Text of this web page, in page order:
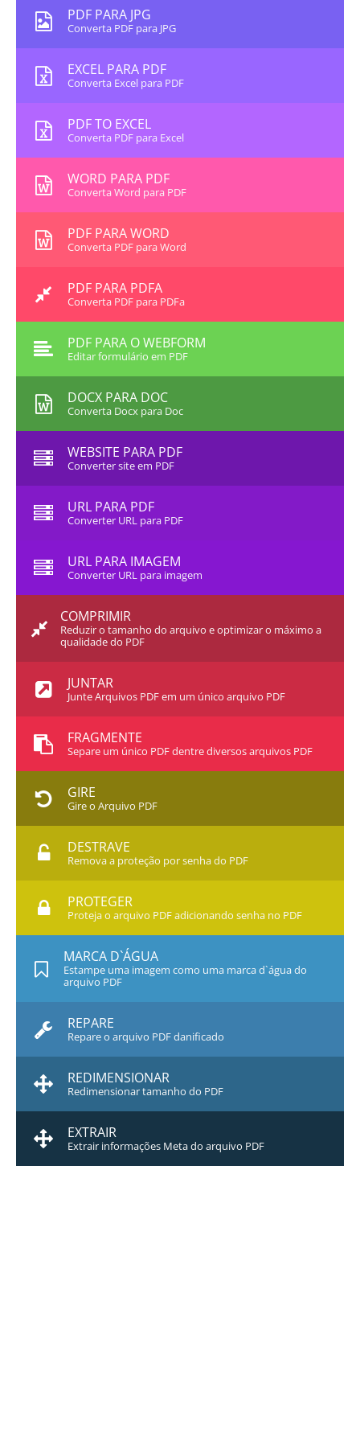
PDF PARA JPG
Converta PDF para JPG
EXCEL PARA PDF
Converta Excel para PDF
PDF TO EXCEL
Converta PDF para Excel
WORD PARA PDF
Converta Word para PDF
PDF PARA WORD
Converta PDF para Word
PDF PARA PDFA
Converta PDF para PDFa
PDF PARA O WEBFORM
Editar formulário em PDF
DOCX PARA DOC
Converta Docx para Doc
WEBSITE PARA PDF
Converter site em PDF
URL PARA PDF
Converter URL para PDF
URL PARA IMAGEM
Converter URL para imagem
COMPRIMIR
Reduzir o tamanho do arquivo e optimizar o máximo a
qualidade do PDF
JUNTAR
Junte Arquivos PDF em um único arquivo PDF
FRAGMENTE
Separe um único PDF dentre diversos arquivos PDF
GIRE
Gire o Arquivo PDF
DESTRAVE
Remova a proteção por senha do PDF
PROTEGER
Proteja o arquivo PDF adicionando senha no PDF
MARCA D`ÁGUA
Estampe uma imagem como uma marca d`água do
arquivo PDF
REPARE
Repare o arquivo PDF danificado
REDIMENSIONAR
Redimensionar tamanho do PDF
EXTRAIR
Extrair informações Meta do arquivo PDF